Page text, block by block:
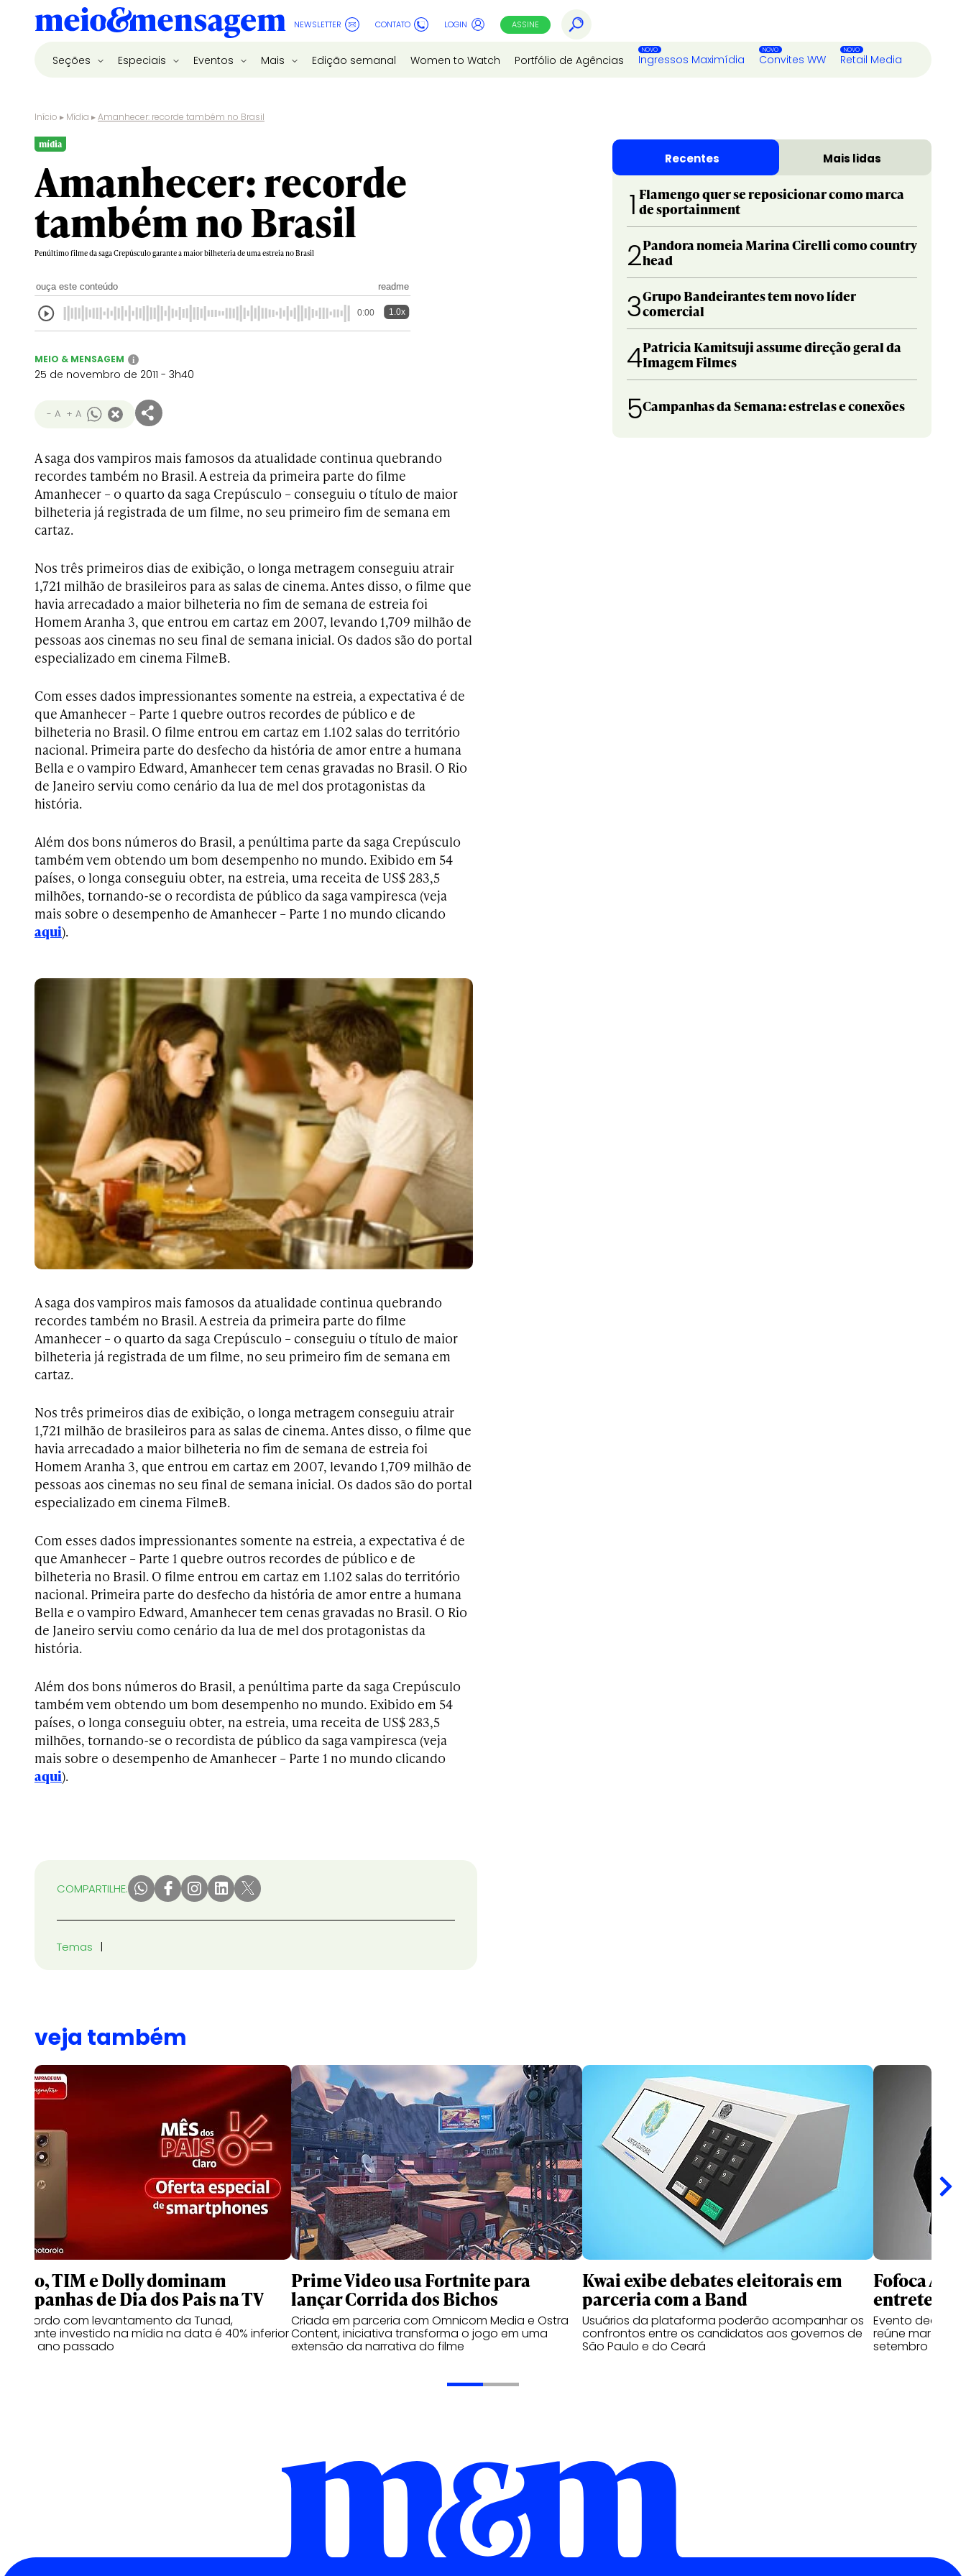
NEWSLETTER CONTATO LOGIN ASSINE
Seções Especiais Eventos Mais Edição semanal Women to Watch Portfólio de Agências Ingressos Maximídia Convites WW Retail Media
Início ▸ Mídia ▸Amanhecer: recorde também no Brasil
mídia
Amanhecer: recorde
também no Brasil
Penúltimo filme da saga Crepúsculo garante a maior bilheteria de uma estreia no Brasil
ouça este conteúdo readme
0:00 1.0x
MEIO & MENSAGEM i
25 de novembro de 2011 - 3h40
- A + A
A saga dos vampiros mais famosos da atualidade continua quebrando
recordes também no Brasil. A estreia da primeira parte do filme
Amanhecer – o quarto da saga Crepúsculo – conseguiu o título de maior
bilheteria já registrada de um filme, no seu primeiro fim de semana em
cartaz.
Nos três primeiros dias de exibição, o longa metragem conseguiu atrair
1,721 milhão de brasileiros para as salas de cinema. Antes disso, o filme que
havia arrecadado a maior bilheteria no fim de semana de estreia foi
Homem Aranha 3, que entrou em cartaz em 2007, levando 1,709 milhão de
pessoas aos cinemas no seu final de semana inicial. Os dados são do portal
especializado em cinema FilmeB.
Com esses dados impressionantes somente na estreia, a expectativa é de
que Amanhecer – Parte 1 quebre outros recordes de público e de
bilheteria no Brasil. O filme entrou em cartaz em 1.102 salas do território
nacional. Primeira parte do desfecho da história de amor entre a humana
Bella e o vampiro Edward, Amanhecer tem cenas gravadas no Brasil. O Rio
de Janeiro serviu como cenário da lua de mel dos protagonistas da
história.
Além dos bons números do Brasil, a penúltima parte da saga Crepúsculo
também vem obtendo um bom desempenho no mundo. Exibido em 54
países, o longa conseguiu obter, na estreia, uma receita de US$ 283,5
milhões, tornando-se o recordista de público da saga vampiresca (veja
mais sobre o desempenho de Amanhecer – Parte 1 no mundo clicando
aqui).
A saga dos vampiros mais famosos da atualidade continua quebrando
recordes também no Brasil. A estreia da primeira parte do filme
Amanhecer – o quarto da saga Crepúsculo – conseguiu o título de maior
bilheteria já registrada de um filme, no seu primeiro fim de semana em
cartaz.
Nos três primeiros dias de exibição, o longa metragem conseguiu atrair
1,721 milhão de brasileiros para as salas de cinema. Antes disso, o filme que
havia arrecadado a maior bilheteria no fim de semana de estreia foi
Homem Aranha 3, que entrou em cartaz em 2007, levando 1,709 milhão de
pessoas aos cinemas no seu final de semana inicial. Os dados são do portal
especializado em cinema FilmeB.
Com esses dados impressionantes somente na estreia, a expectativa é de
que Amanhecer – Parte 1 quebre outros recordes de público e de
bilheteria no Brasil. O filme entrou em cartaz em 1.102 salas do território
nacional. Primeira parte do desfecho da história de amor entre a humana
Bella e o vampiro Edward, Amanhecer tem cenas gravadas no Brasil. O Rio
de Janeiro serviu como cenário da lua de mel dos protagonistas da
história.
Além dos bons números do Brasil, a penúltima parte da saga Crepúsculo
também vem obtendo um bom desempenho no mundo. Exibido em 54
países, o longa conseguiu obter, na estreia, uma receita de US$ 283,5
milhões, tornando-se o recordista de público da saga vampiresca (veja
mais sobre o desempenho de Amanhecer – Parte 1 no mundo clicando
aqui).
COMPARTILHE:
Temas
Recentes Mais lidas
1 Flamengo quer se reposicionar como marca
de sportainment
2Pandora nomeia Marina Cirelli como country
head
3Grupo Bandeirantes tem novo líder
comercial
4Patricia Kamitsuji assume direção geral da
Imagem Filmes
5Campanhas da Semana: estrelas e conexões
veja também
Claro, TIM e Dolly dominam
campanhas de Dia dos Pais na TV
De acordo com levantamento da Tunad,
montante investido na mídia na data é 40% inferior
ao do ano passado
Prime Video usa Fortnite para
lançar Corrida dos Bichos
Criada em parceria com Omnicom Media e Ostra
Content, iniciativa transforma o jogo em uma
extensão da narrativa do filme
Kwai exibe debates eleitorais em
parceria com a Band
Usuários da plataforma poderão acompanhar os
confrontos entre os candidatos aos governos de
São Paulo e do Ceará
Fofoca
Evento
reúne marcas,
setembro